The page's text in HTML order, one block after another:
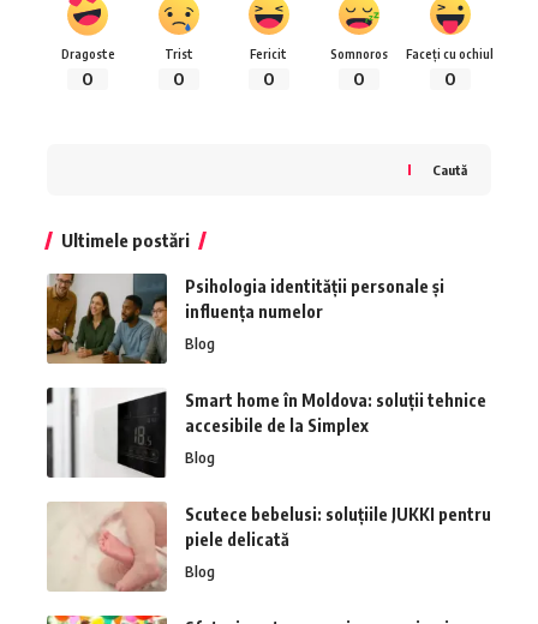
Dragoste
0
Trist
0
Fericit
0
Somnoros
0
Faceți cu ochiul
0
Caută
Ultimele postări
Psihologia identității personale și
influența numelor
Blog
Smart home în Moldova: soluții tehnice
accesibile de la Simplex
Blog
Scutece bebelusi: soluțiile JUKKI pentru
piele delicată
Blog